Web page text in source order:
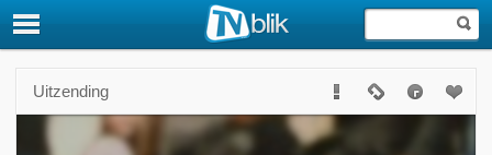
Uitzending